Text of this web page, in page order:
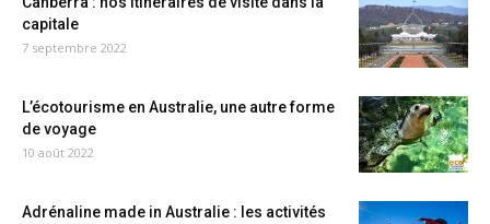
capitale
7 septembre 2022
L’écotourisme en Australie, une autre forme
de voyage
10 août 2022
Adrénaline made in Australie : les activités